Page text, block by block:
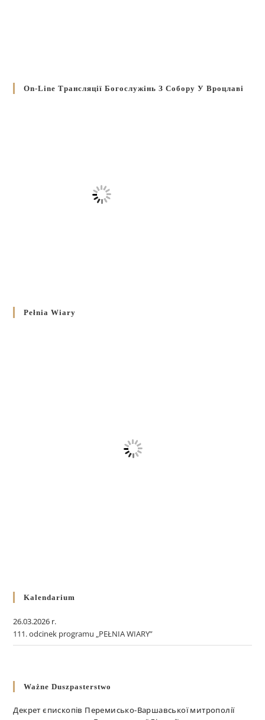
On-Line Трансляції Богослужінь З Собору У Вроцлаві
Pełnia Wiary
Kalendarium
26.03.2026 r.
111. odcinek programu „PEŁNIA WIARY”
Ważne Duszpasterstwo
Декрет єпископів Перемисько-Варшавської митрополії